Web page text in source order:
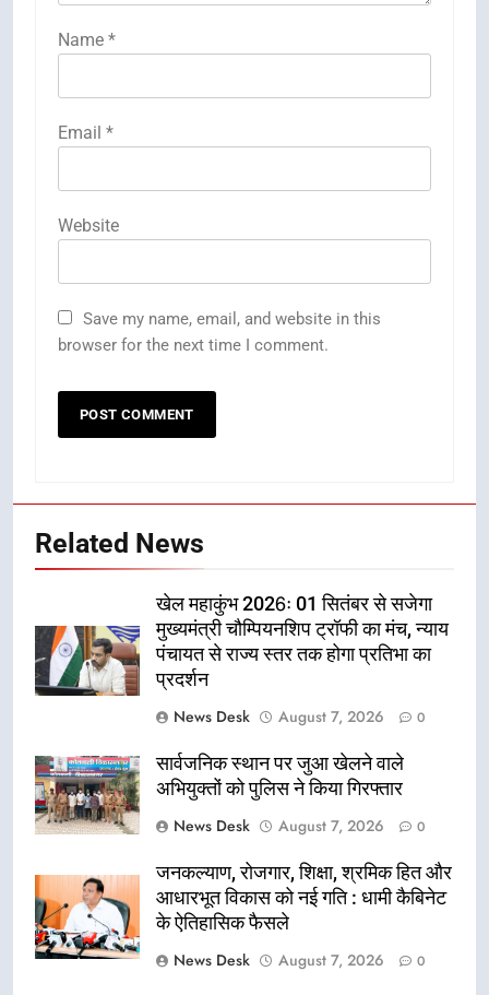
Name *
Email *
Website
Save my name, email, and website in this
browser for the next time I comment.
Related News
खेल महाकुंभ 2026ः 01 सितंबर से सजेगा
मुख्यमंत्री चौम्पियनशिप ट्रॉफी का मंच, न्याय
पंचायत से राज्य स्तर तक होगा प्रतिभा का
प्रदर्शन
News Desk
August 7, 2026 0
सार्वजनिक स्थान पर जुआ खेलने वाले
अभियुक्तों को पुलिस ने किया गिरफ्तार
News Desk
August 7, 2026 0
जनकल्याण, रोजगार, शिक्षा, श्रमिक हित और
आधारभूत विकास को नई गति : धामी कैबिनेट
के ऐतिहासिक फैसले
News Desk
August 7, 2026 0